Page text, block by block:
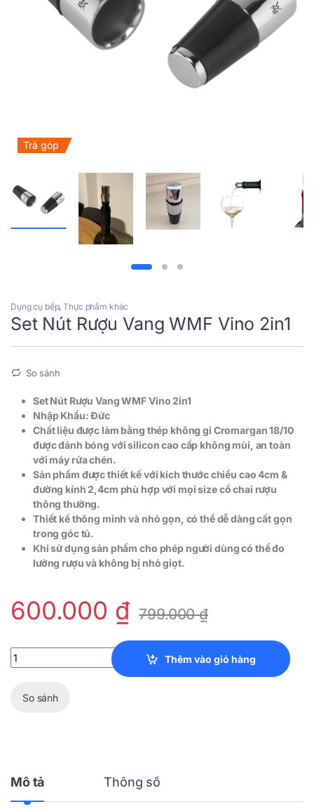
Trả góp
Dụng cụ bếp,Thực phẩm khác
Set Nút Rượu Vang WMF Vino 2in1
So sánh
Set Nút Rượu Vang WMF Vino 2in1
Nhập Khẩu: Đức
Chất liệu được làm bằng thép không gỉ Cromargan 18/10
được đánh bóng với silicon cao cấp không mùi, an toàn
với máy rửa chén.
Sản phẩm được thiết kế với kích thước chiều cao 4cm &
đường kính 2,4cm phù hợp với mọi size cổ chai rượu
thông thường.
Thiết kế thông minh và nhỏ gọn, có thể dễ dàng cất gọn
trong góc tủ.
Khi sử dụng sản phẩm cho phép người dùng có thể đo
lường rượu và không bị nhỏ giọt.
600.000 ₫ 799.000₫
Set Nút Rượu Vang WMF Vino 2in1 quantity
Thêm vào giỏ hàng
So sánh
Mô tả Thông số